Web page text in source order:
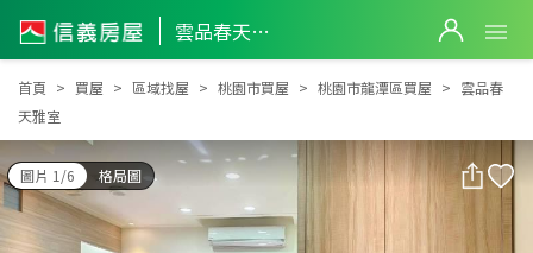
雲品春天雅室
雲品春天雅室
首頁 買屋 區域找屋 桃園市買屋 桃園市龍潭區買屋
雲品春
天雅室
圖片 1/6 格局圖